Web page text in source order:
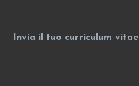
Invia il tuo curriculum vitae